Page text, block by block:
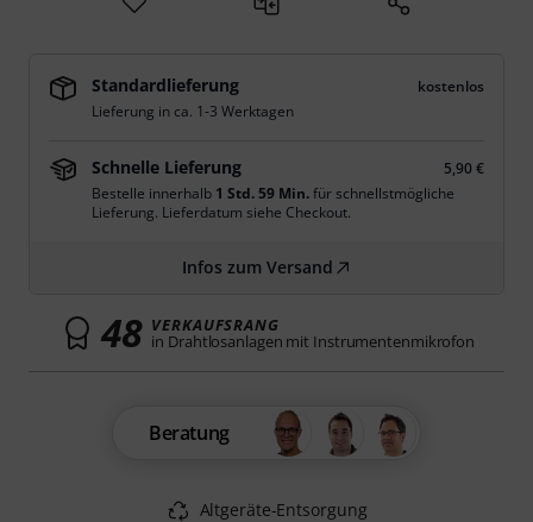
Standardlieferung
kostenlos
Lieferung in ca. 1-3 Werktagen
Schnelle Lieferung
5,90 €
Bestelle innerhalb 1 Std. 59 Min.für schnellstmögliche
Lieferung. Lieferdatum siehe Checkout.
Infos zum Versand
48 VERKAUFSRANG
in Drahtlosanlagen mit Instrumentenmikrofon
Beratung
Altgeräte-Entsorgung